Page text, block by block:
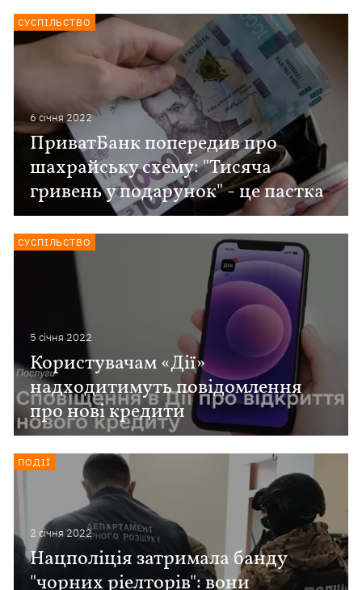
6 сiчня 2022
ПриватБанк попередив про
шахрайську схему: "Тисяча
гривень у подарунок" - це пастка
СУСПІЛЬСТВО
5 сiчня 2022
Користувачам «Дії»
надходитимуть повідомлення
про нові кредити
СУСПІЛЬСТВО
2 сiчня 2022
Нацполіція затримала банду
"чорних ріелторів": вони
ПОДІЇ